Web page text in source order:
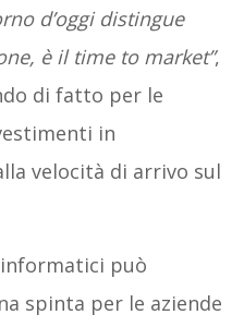
d’oggi distingue
è il time to market”,
di fatto per le
in
velocità di arrivo sul
informatici può
spinta per le aziende